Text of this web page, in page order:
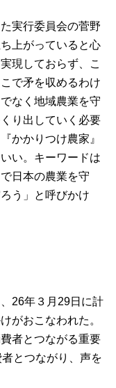
実行委員会の菅野
上がっていると心
現しておらず、こ
で矛を収めるわけ
なく地域農業を守
り出していく必要
かかりつけ農家』
い。キーワードは
日本の農業を守
う」と呼びかけ
26年３月29日に計
がおこなわれた。
者とつながる重要
とつながり、声を